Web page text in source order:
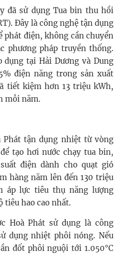
đã sử dụng Tua bin thu hồi
Đây là công nghệ tận dụng
phát điện, không cần chuyển
phương pháp truyền thống.
dụng tại Hải Dương và Dung
điện năng trong sản xuất
tiết kiệm hơn 13 triệu kWh,
mỗi năm.
Phát tận dụng nhiệt từ vòng
tạo hơi nước chạy tua bin,
điện dành cho quạt gió
hàng năm lên đến 130 triệu
áp lực tiêu thụ năng lượng
tiêu hao cao nhất.
Hoà Phát sử dụng là công
dụng nhiệt phôi nóng. Nếu
đốt phôi nguội tới 1.050°C